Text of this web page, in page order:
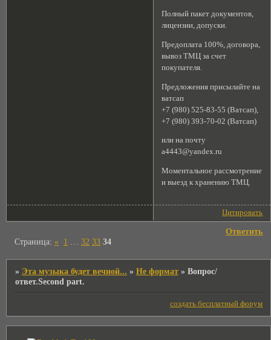
Полный пакет документов,
лицензии, допуски.
Предоплата 100%, договора,
вывоз ТМЦ за счет
покупателя.
Предложения присылайте на
ватсап
+7 (980) 525-83-55 (Ватсап),
+7 (980) 393-70-02 (Ватсап)
или на почту
a4443@yandex.ru
Моментальное рассмотрение
и выезд к хранению ТМЦ.
Цитировать
Ответить
Страница: « 1 32 33 34
» Эта музыка будет вечной... »Не формат »Вопрос/
ответ.Second part.
создать бесплатный форум